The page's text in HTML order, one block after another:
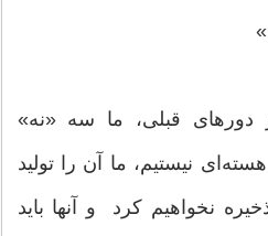
قبلی، ما سه «نه»
نیستیم، ما آن را تولید
نخواهیم کرد و آنها باید